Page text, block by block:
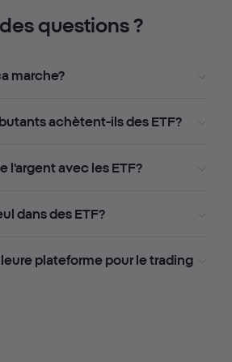
questions ?
marche?
achètent-ils des ETF?
l'argent avec les ETF?
dans des ETF?
plateforme pour le trading